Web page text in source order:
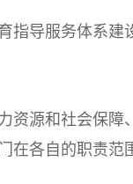
指导服务体系建
资源和社会保障
在各自的职责范